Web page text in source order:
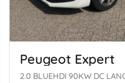
Peugeot Expert